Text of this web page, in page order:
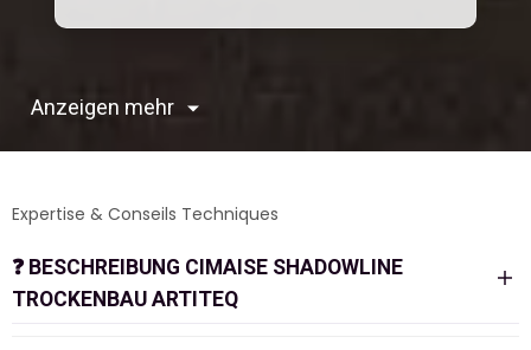
Anzeigen mehr
Expertise & Conseils Techniques
❓ BESCHREIBUNG CIMAISE SHADOWLINE
TROCKENBAU ARTITEQ